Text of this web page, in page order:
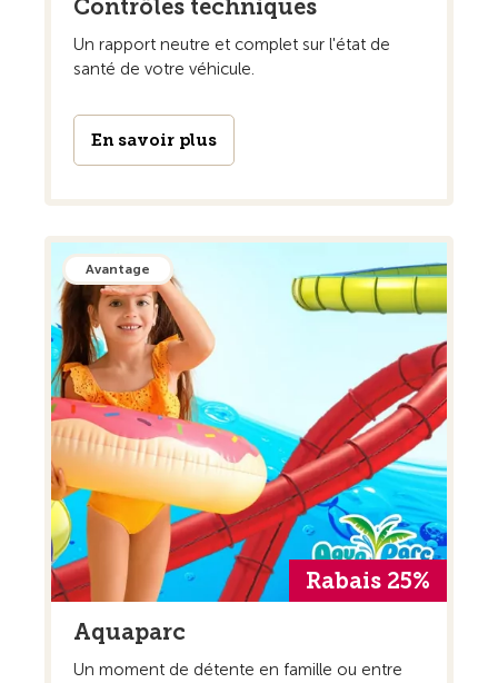
Contrôles techniques
Un rapport neutre et complet sur l'état de
santé de votre véhicule.
En savoir plus
Avantage
Rabais 25%
Aquaparc
Un moment de détente en famille ou entre